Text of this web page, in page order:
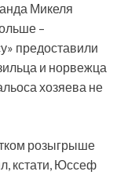
Микеля
–
предоставили
и норвежца
хозяева не
розыгрыше
кстати, Юссеф